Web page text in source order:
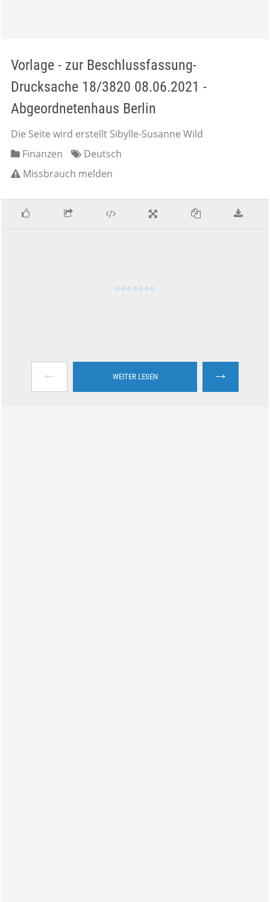
Vorlage - zur Beschlussfassung-
Drucksache 18/3820 08.06.2021 -
Abgeordnetenhaus Berlin
Die Seite wird erstellt Sibylle-Susanne Wild
Finanzen
Deutsch
Missbrauch melden
← WEITER LESEN →